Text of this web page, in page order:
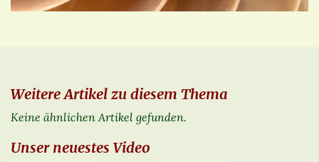
Weitere Artikel zu diesem Thema
Keine ähnlichen Artikel gefunden.
Unser neuestes Video